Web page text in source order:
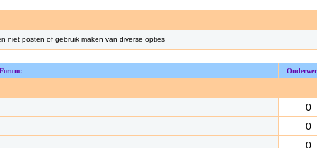
niet posten of gebruik maken van diverse opties
Forum:
0
0
0